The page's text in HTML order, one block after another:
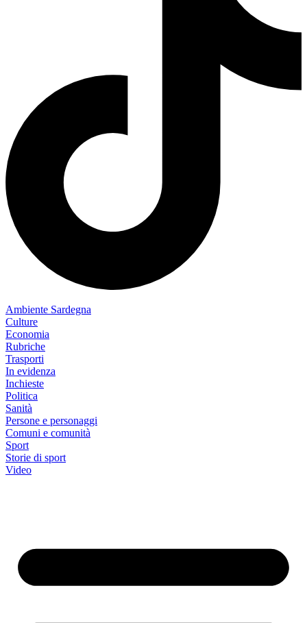
Ambiente Sardegna
Culture
Economia
Rubriche
Trasporti
In evidenza
Inchieste
Politica
Sanità
Persone e personaggi
Comuni e comunità
Sport
Storie di sport
Video